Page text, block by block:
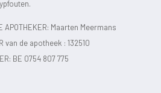
APOTHEKER: Maarten Meermans
van de apotheek : 132510
BE 0754 807 775